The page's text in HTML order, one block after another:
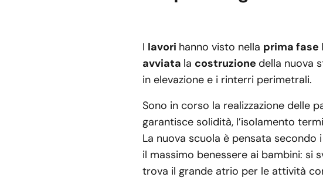
I lavori hanno visto nella prima fase
avviata la costruzione della nuova
in elevazione e i rinterri perimetrali.
Sono in corso la realizzazione delle
garantisce solidità, l’isolamento
La nuova scuola è pensata secondo
il massimo benessere ai bambini: si
trova il grande atrio per le attività